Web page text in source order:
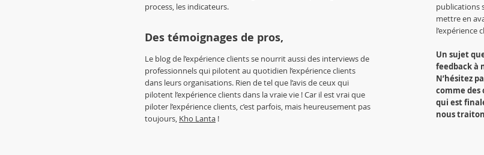
process, les indicateurs.
Des témoignages de pros,
Le blog de l’expérience clients se nourrit aussi des interviews de
professionnels qui pilotent au quotidien l’expérience clients
dans leurs organisations. Rien de tel que l’avis de ceux qui
pilotent l’expérience clients dans la vraie vie ! Car il est vrai que
piloter l’expérience clients, c’est parfois, mais heureusement pas
toujours, Kho Lanta !
publications
mettre en
l’expérience
Un sujet
feedback à
N’hésitez
comme
qui est
nous